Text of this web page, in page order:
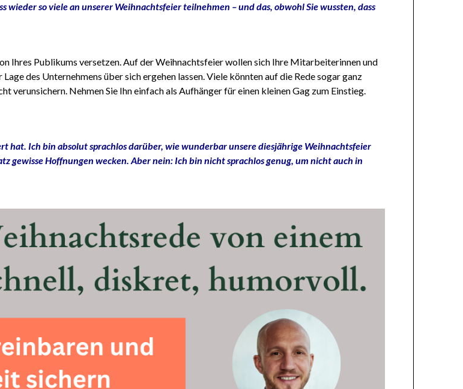
so viele an unserer Weihnachtsfeier teilnehmen – und das, obwohl Sie wussten, dass
Ihres Publikums versetzen. Auf der Weihnachtsfeier wollen sich Ihre Mitarbeiterinnen und
des Unternehmens über sich ergehen lassen. Viele könnten auf die Rede sogar ganz
Nehmen Sie Ihn einfach als Aufhänger für einen kleinen Gag zum Einstieg.
hat. Ich bin absolut sprachlos darüber, wie wunderbar unsere diesjährige Weihnachtsfeier
gewisse Hoffnungen wecken. Aber nein: Ich bin nicht sprachlos genug, um nicht auch in